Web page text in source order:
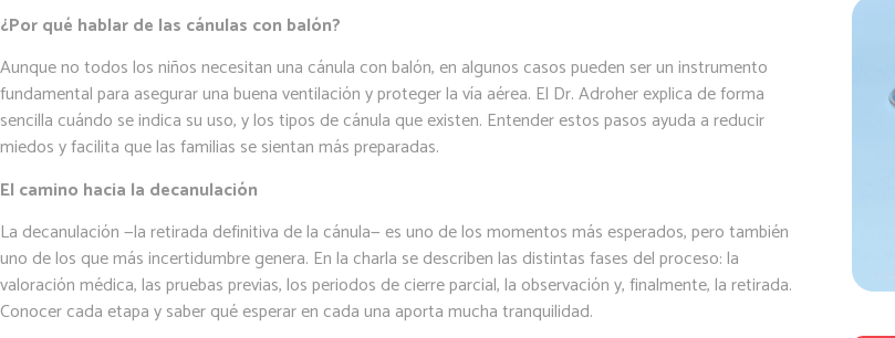
¿Por qué hablar de las cánulas con balón?
Aunque no todos los niños necesitan una cánula con balón, en algunos casos pueden ser un instrumento
fundamental para asegurar una buena ventilación y proteger la vía aérea. El Dr. Adroher explica de forma
sencilla cuándo se indica su uso, y los tipos de cánula que existen. Entender estos pasos ayuda a reducir
miedos y facilita que las familias se sientan más preparadas.
El camino hacia la decanulación
La decanulación —la retirada definitiva de la cánula— es uno de los momentos más esperados, pero también
uno de los que más incertidumbre genera. En la charla se describen las distintas fases del proceso: la
valoración médica, las pruebas previas, los periodos de cierre parcial, la observación y, finalmente, la retirada.
Conocer cada etapa y saber qué esperar en cada una aporta mucha tranquilidad.